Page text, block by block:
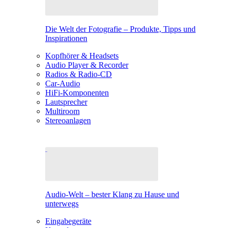
Die Welt der Fotografie – Produkte, Tipps und
Inspirationen
Kopfhörer & Headsets
Audio Player & Recorder
Radios & Radio-CD
Car-Audio
HiFi-Komponenten
Lautsprecher
Multiroom
Stereoanlagen
Audio-Welt – bester Klang zu Hause und
unterwegs
Eingabegeräte